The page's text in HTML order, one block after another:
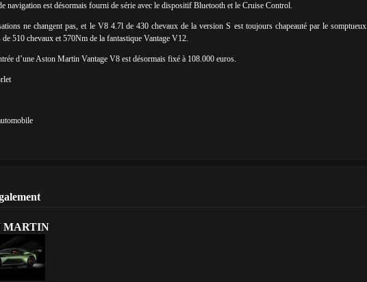
navigation est désormais fourni de série avec le dispositif Bluetooth et le Cruise Control.
ne changent pas, et le V8 4.7l de 430 chevaux de la version S est toujours chapeauté par le somptueux
510 chevaux et 570Nm de la fantastique Vantage V12.
d’une Aston Martin Vantage V8 est désormais fixé à 108.000 euros.
MARTIN